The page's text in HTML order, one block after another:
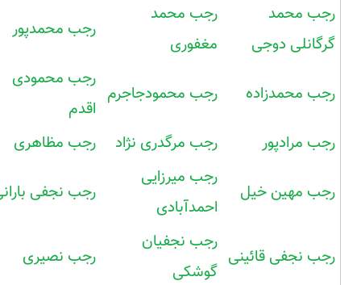
رجب محمد
گرگانلی دوجی
رجب محمد
مغفوری
رجب محمدپور
رجب محمدزاده رجب محمودجاجرم
رجب محمودی
اقدم
رجب مرادپور
رجب مرگدری نژاد رجب مظاهری
رجب مهین خیل
رجب میرزایی
احمدآبادی
رجب نجفی
رجب نجفی قائینی
رجب نجفیان
گوشکی
رجب نصیری